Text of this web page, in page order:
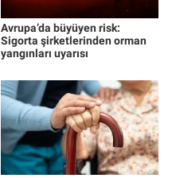
Avrupa’da büyüyen risk:
Sigorta şirketlerinden orman
yangınları uyarısı